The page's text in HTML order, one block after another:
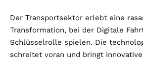
Der Transportsektor erlebt eine
Transformation, bei der Digitale
Schlüsselrolle spielen. Die
schreitet voran und bringt